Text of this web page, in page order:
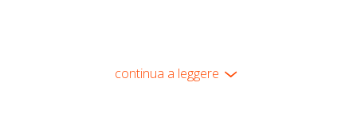
continua a leggere